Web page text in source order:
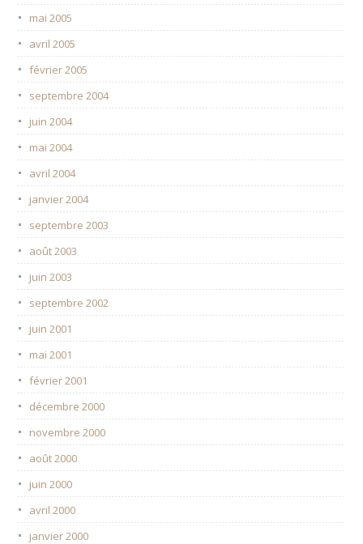
mai 2005
avril 2005
février 2005
septembre 2004
juin 2004
mai 2004
avril 2004
janvier 2004
septembre 2003
août 2003
juin 2003
septembre 2002
juin 2001
mai 2001
février 2001
décembre 2000
novembre 2000
août 2000
juin 2000
avril 2000
janvier 2000